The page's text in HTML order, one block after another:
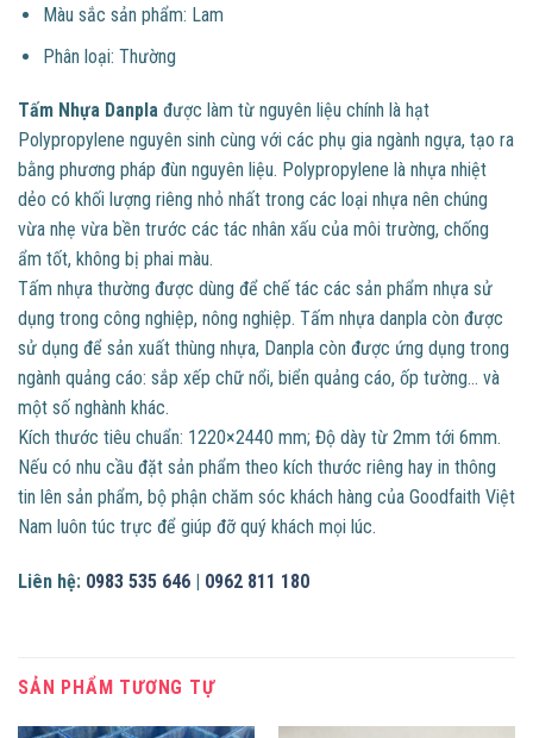
Màu sắc sản phẩm: Lam
Phân loại: Thường
Tấm Nhựa Danpla được làm từ nguyên liệu chính là hạt
Polypropylene nguyên sinh cùng với các phụ gia ngành ngựa, tạo ra
bằng phương pháp đùn nguyên liệu. Polypropylene là nhựa nhiệt
dẻo có khối lượng riêng nhỏ nhất trong các loại nhựa nên chúng
vừa nhẹ vừa bền trước các tác nhân xấu của môi trường, chống
ẩm tốt, không bị phai màu.
Tấm nhựa thường được dùng để chế tác các sản phẩm nhựa sử
dụng trong công nghiệp, nông nghiệp. Tấm nhựa danpla còn được
sử dụng để sản xuất thùng nhựa, Danpla còn được ứng dụng trong
ngành quảng cáo: sắp xếp chữ nổi, biển quảng cáo, ốp tường… và
một số nghành khác.
Kích thước tiêu chuẩn: 1220×2440 mm; Độ dày từ 2mm tới 6mm.
Nếu có nhu cầu đặt sản phẩm theo kích thước riêng hay in thông
tin lên sản phẩm, bộ phận chăm sóc khách hàng của Goodfaith Việt
Nam luôn túc trực để giúp đỡ quý khách mọi lúc.
Liên hệ: 0983 535 646 | 0962 811 180
SẢN PHẨM TƯƠNG TỰ